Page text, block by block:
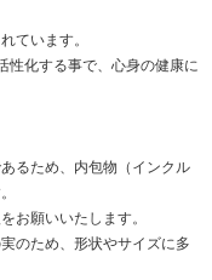
ています。
性化する事で、心身の健康に
るため、内包物（インクル
お願いいたします。
のため、形状やサイズに多